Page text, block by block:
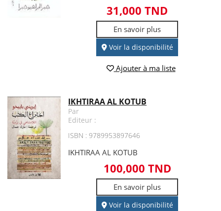
31,000 TND
En savoir plus
Voir la disponibilité
Ajouter à ma liste
IKHTIRAA AL KOTUB
Par
Editeur :
ISBN : 9789953897646
IKHTIRAA AL KOTUB
100,000 TND
En savoir plus
Voir la disponibilité